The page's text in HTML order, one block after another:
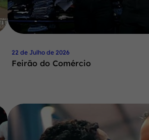
22 de Julho de 2026
Feirão do Comércio